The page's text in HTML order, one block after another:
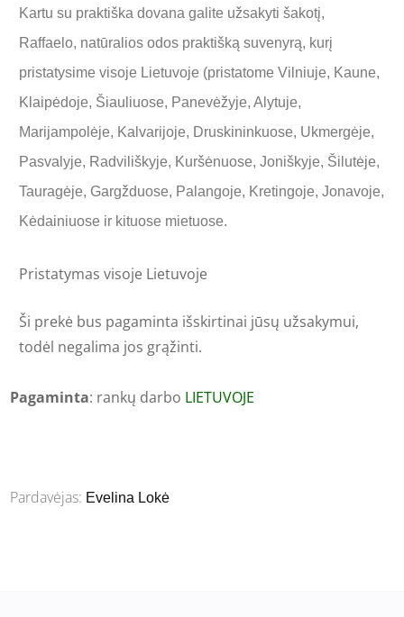
Kartu su praktiška dovana galite užsakyti šakotį,
Raffaelo, natūralios odos praktišką suvenyrą, kurį
pristatysime visoje Lietuvoje (pristatome Vilniuje, Kaune,
Klaipėdoje, Šiauliuose, Panevėžyje, Alytuje,
Marijampolėje, Kalvarijoje, Druskininkuose, Ukmergėje,
Pasvalyje, Radviliškyje, Kuršėnuose, Joniškyje, Šilutėje,
Tauragėje, Gargžduose, Palangoje, Kretingoje, Jonavoje,
Kėdainiuose ir kituose mietuose.
Pristatymas visoje Lietuvoje
Ši prekė bus pagaminta išskirtinai jūsų užsakymui,
todėl negalima jos grąžinti.
Pagaminta: rankų darbo LIETUVOJE
Pardavėjas: Evelina Lokė